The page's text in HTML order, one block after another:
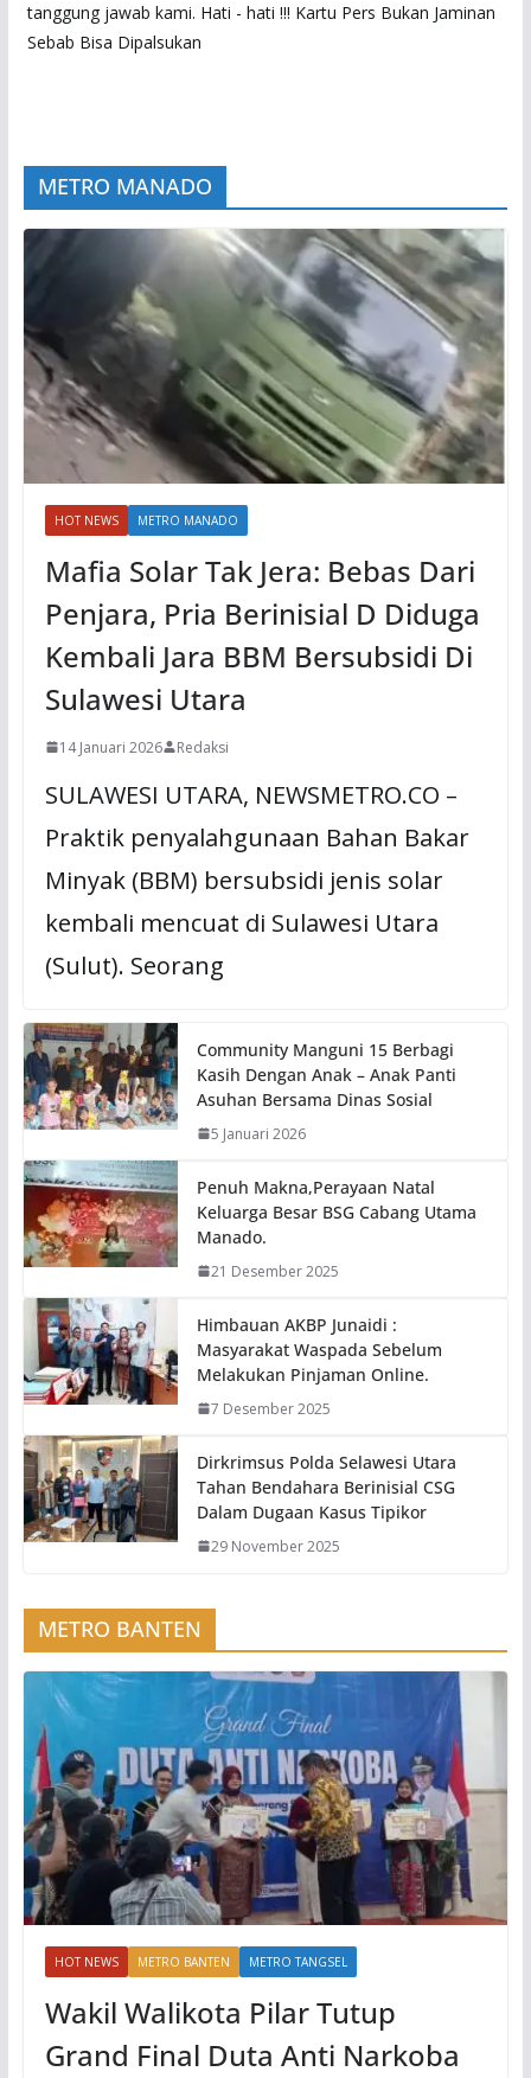
tanggung jawab kami. Hati - hati !!! Kartu Pers Bukan Jaminan
Sebab Bisa Dipalsukan
METRO MANADO
HOT NEWS METRO MANADO
Mafia Solar Tak Jera: Bebas Dari
Penjara, Pria Berinisial D Diduga
Kembali Jara BBM Bersubsidi Di
Sulawesi Utara
14 Januari 2026 Redaksi
SULAWESI UTARA, NEWSMETRO.CO –
Praktik penyalahgunaan Bahan Bakar
Minyak (BBM) bersubsidi jenis solar
kembali mencuat di Sulawesi Utara
(Sulut). Seorang
Community Manguni 15 Berbagi
Kasih Dengan Anak – Anak Panti
Asuhan Bersama Dinas Sosial
5 Januari 2026
Penuh Makna,Perayaan Natal
Keluarga Besar BSG Cabang Utama
Manado.
21 Desember 2025
Himbauan AKBP Junaidi :
Masyarakat Waspada Sebelum
Melakukan Pinjaman Online.
7 Desember 2025
Dirkrimsus Polda Selawesi Utara
Tahan Bendahara Berinisial CSG
Dalam Dugaan Kasus Tipikor
29 November 2025
METRO BANTEN
HOT NEWS METRO BANTEN METRO TANGSEL
Wakil Walikota Pilar Tutup
Grand Final Duta Anti Narkoba